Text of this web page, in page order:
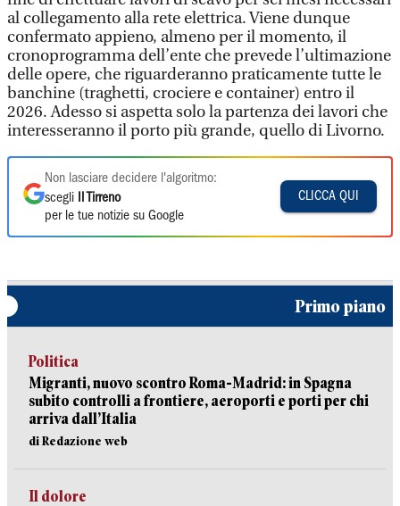
al collegamento alla rete elettrica. Viene dunque
confermato appieno, almeno per il momento, il
cronoprogramma dell’ente che prevede l’ultimazione
delle opere, che riguarderanno praticamente tutte le
banchine (traghetti, crociere e container) entro il
2026. Adesso si aspetta solo la partenza dei lavori che
interesseranno il porto più grande, quello di Livorno.
Non lasciare decidere l'algoritmo:
scegli
Il Tirreno
per le tue notizie su Google
CLICCA QUI
Primo piano
Politica
Migranti, nuovo scontro Roma-Madrid: in Spagna
subito controlli a frontiere, aeroporti e porti per chi
arriva dall’Italia
di Redazione web
Il dolore